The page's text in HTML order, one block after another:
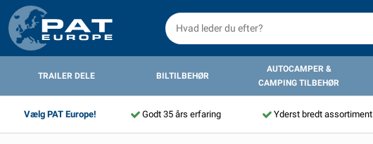
TRAILER DELE BILTILBEHØR
AUTOCAMPER &
CAMPING TILBEHØR
Vælg PAT Europe! Godt 35 års erfaring Yderst bredt assortiment